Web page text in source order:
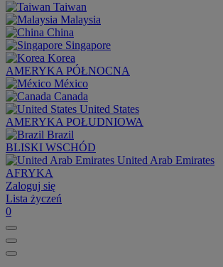
Taiwan
Malaysia
China
Singapore
Korea
AMERYKA PÓŁNOCNA
México
Canada
United States
AMERYKA POŁUDNIOWA
Brazil
BLISKI WSCHÓD
United Arab Emirates
AFRYKA
Zaloguj się
Lista życzeń
0